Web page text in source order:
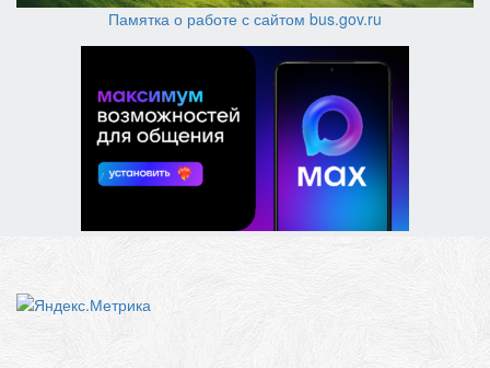
Памятка о работе с сайтом bus.gov.ru